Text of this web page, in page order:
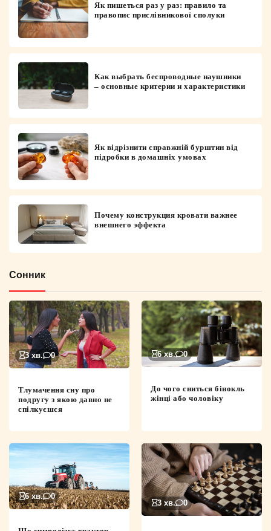
Як пишеться раз у раз: правило та
правопис прислівникової сполуки
Как выбрать беспроводные наушники
– основные критерии и характеристики
Як відрізнити справжній бурштин від
підробки в домашніх умовах
Почему конструкция кровати важнее
внешнего эффекта
Сонник
3 хв. 0
Тлумачення сну про
подругу з якою давно не
спілкуєшся
6 хв. 0
До чого сниться бінокль
жінці або чоловіку
6 хв. 0
3 хв. 0